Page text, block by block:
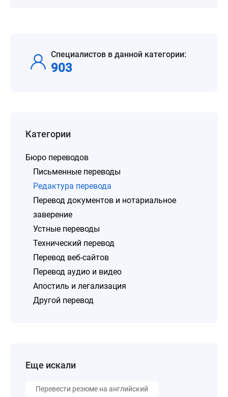
Специалистов в данной категории:
903
Категории
Бюро переводов
Письменные переводы
Редактура перевода
Перевод документов и нотариальное
заверение
Устные переводы
Технический перевод
Перевод веб-сайтов
Перевод аудио и видео
Апостиль и легализация
Другой перевод
Еще искали
Перевести резюме на английский